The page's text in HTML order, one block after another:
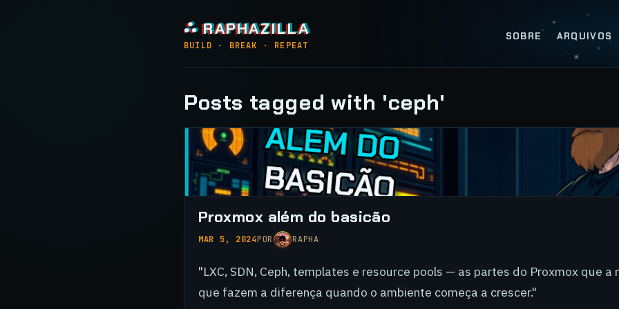
⛬ RAPHAZILLA
BUILD · BREAK · REPEAT
SOBRE ARQUIVOS
Posts tagged with 'ceph'
Proxmox além do basicão
MAR 5, 2024POR RAPHA
"LXC, SDN, Ceph, templates e resource pools — as partes do Proxmox que a
que fazem a diferença quando o ambiente começa a crescer."